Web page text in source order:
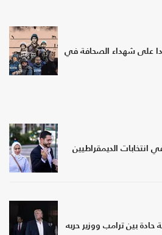
حدادا على شهداء الصحافة في
انتخابات الديمقراطيين
بين ترامب ووزير حربه